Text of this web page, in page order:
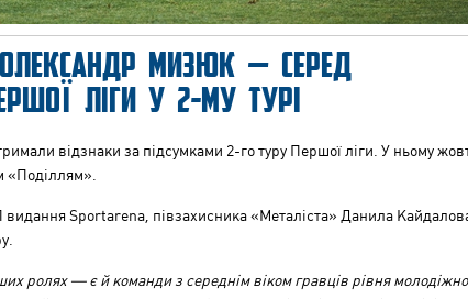
МИЗЮК — СЕРЕД
ЛІГИ У 2-МУ ТУРІ
відзнаки за підсумками 2-го туру Першої ліги. У ньому
«Поділлям»
Sportarenа, півзахисника «Металіста» Данила
ролях—є й команди з середнім віком гравців рівня